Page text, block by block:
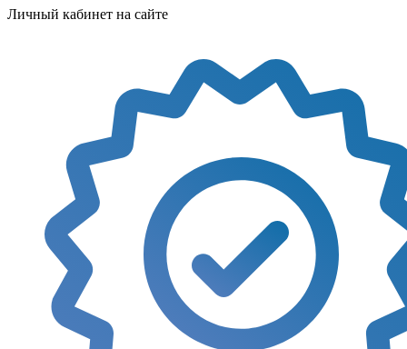
Личный кабинет на сайте